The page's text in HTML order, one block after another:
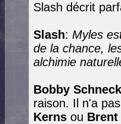
Slash décrit
Slash: Myles
de la chance,
alchimie
Bobby Schneck
raison. Il n'a
Kerns ou Brent